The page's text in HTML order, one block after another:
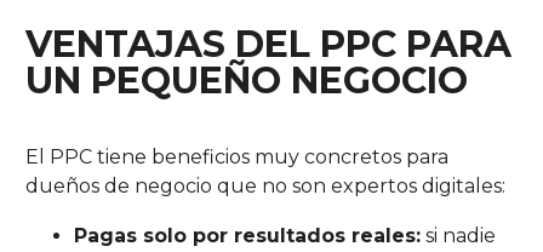
VENTAJAS DEL PPC PARA
UN PEQUEÑO NEGOCIO
El PPC tiene beneficios muy concretos para
dueños de negocio que no son expertos digitales:
Pagas solo por resultados reales: si nadie